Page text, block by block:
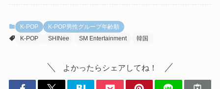
K-POP
K-POP男性グループ年齢順
K-POP
SHINee SM Entertainment 韓国
よかったらシェアしてね！